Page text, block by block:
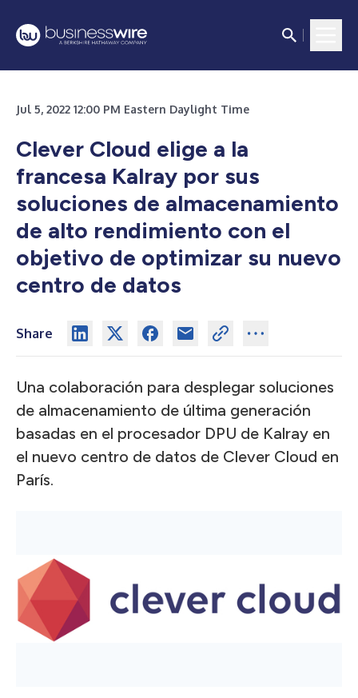
Jul 5, 2022 12:00 PM Eastern Daylight Time
Clever Cloud elige a la
francesa Kalray por sus
soluciones de almacenamiento
de alto rendimiento con el
objetivo de optimizar su nuevo
centro de datos
Share
Una colaboración para desplegar soluciones
de almacenamiento de última generación
basadas en el procesador DPU de Kalray en
el nuevo centro de datos de Clever Cloud en
París.